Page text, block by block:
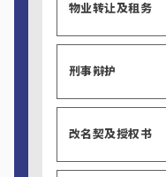
物业转让及租务
刑事辩护
改名契及授权书